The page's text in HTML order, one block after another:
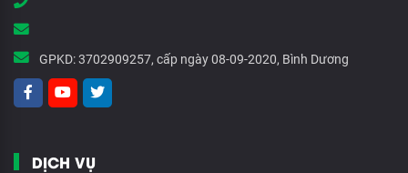
GPKD:3702909257, cấp ngày 08-09-2020, Bình Dương
DỊCH VỤ